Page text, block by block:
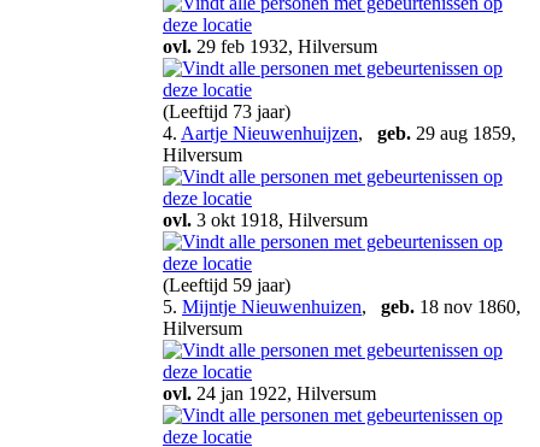
ovl. 29 feb 1932, Hilversum
(Leeftijd 73 jaar)
4. Aartje Nieuwenhuijzen, geb. 29 aug 1859,
Hilversum
ovl. 3 okt 1918, Hilversum
(Leeftijd 59 jaar)
5. Mijntje Nieuwenhuizen, geb. 18 nov 1860,
Hilversum
ovl. 24 jan 1922, Hilversum